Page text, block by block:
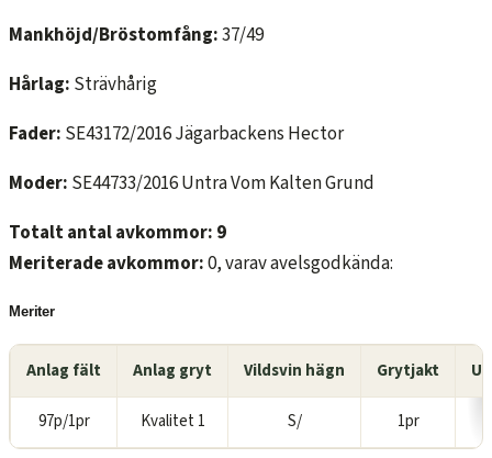
Mankhöjd/Bröstomfång:37/49
Hårlag: Strävhårig
Fader: SE43172/2016 Jägarbackens Hector
Moder: SE44733/2016 Untra Vom Kalten Grund
Totalt antal avkommor: 9
Meriterade avkommor:0, varav avelsgodkända:
Meriter
Anlag fält Anlag gryt Vildsvin hägn Grytjakt
97p/1pr Kvalitet 1 S/ 1pr